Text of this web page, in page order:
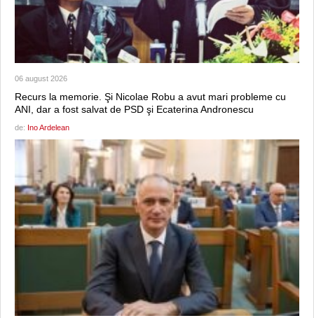
06 august 2026
Recurs la memorie. Şi Nicolae Robu a avut mari probleme cu
ANI, dar a fost salvat de PSD şi Ecaterina Andronescu
de: Ino Ardelean